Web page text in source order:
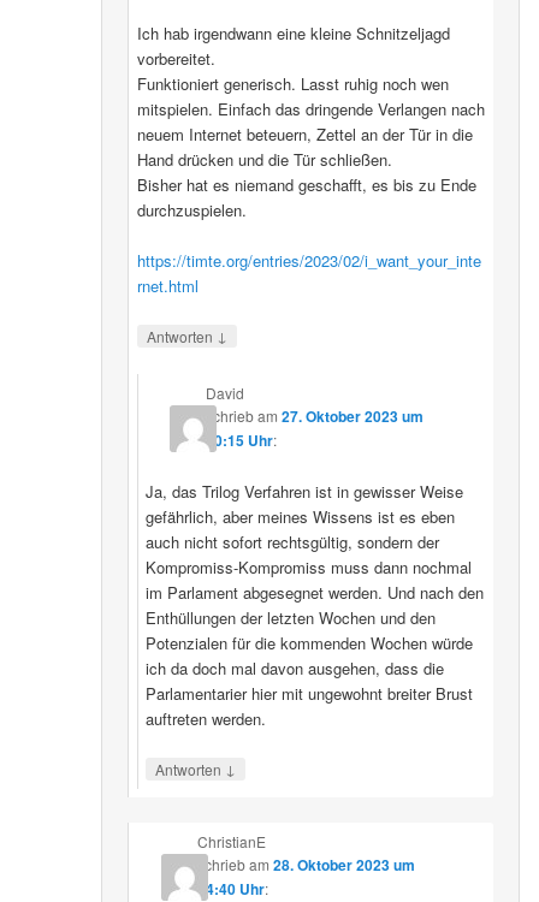
Ich hab irgendwann eine kleine Schnitzeljagd
vorbereitet.
Funktioniert generisch. Lasst ruhig noch wen
mitspielen. Einfach das dringende Verlangen nach
neuem Internet beteuern, Zettel an der Tür in die
Hand drücken und die Tür schließen.
Bisher hat es niemand geschafft, es bis zu Ende
durchzuspielen.
https://timte.org/entries/2023/02/i_want_your_inte
rnet.html
Antworten ↓
David
schriebam27. Oktober 2023 um
20:15 Uhr:
Ja, das Trilog Verfahren ist in gewisser Weise
gefährlich, aber meines Wissens ist es eben
auch nicht sofort rechtsgültig, sondern der
Kompromiss-Kompromiss muss dann nochmal
im Parlament abgesegnet werden. Und nach den
Enthüllungen der letzten Wochen und den
Potenzialen für die kommenden Wochen würde
ich da doch mal davon ausgehen, dass die
Parlamentarier hier mit ungewohnt breiter Brust
auftreten werden.
Antworten ↓
ChristianE
schriebam 28. Oktober 2023 um
14:40 Uhr: